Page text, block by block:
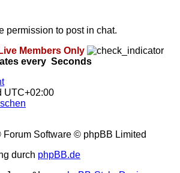
permission to post in chat.
Live Members Only
every Seconds
UTC+02:00
Forum Software © phpBB Limited
durch phpBB.de